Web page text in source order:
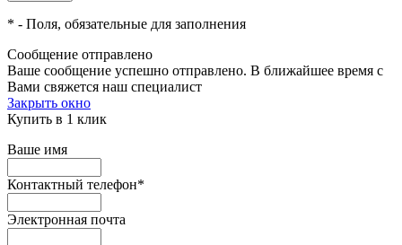
* - Поля, обязательные для заполнения
Сообщение отправлено
Ваше сообщение успешно отправлено. В ближайшее время с
Вами свяжется наш специалист
Закрыть окно
Купить в 1 клик
Ваше имя
Контактный телефон*
Электронная почта